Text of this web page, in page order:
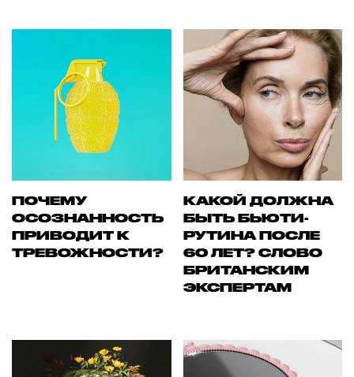
ПОЧЕМУ
ОСОЗНАННОСТЬ
ПРИВОДИТ К
ТРЕВОЖНОСТИ?
КАКОЙ ДОЛЖНА
БЫТЬ БЬЮТИ-
РУТИНА ПОСЛЕ
60 ЛЕТ? СЛОВО
БРИТАНСКИМ
ЭКСПЕРТАМ